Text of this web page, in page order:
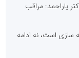
یاراحمد: مراقب
سازی است، نه ادامه